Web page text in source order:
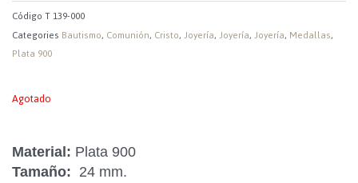
CódigoT 139-000
Categories Bautismo, Comunión, Cristo,Joyería,Joyería,Joyería, Medallas,
Plata 900
Agotado
Material: Plata 900
Tamaño: 24 mm.